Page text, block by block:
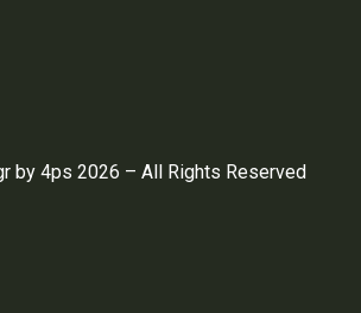
by 4ps 2026 – All Rights Reserved